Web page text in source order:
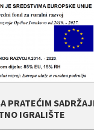
PRATEĆIM
IGRALIŠTE